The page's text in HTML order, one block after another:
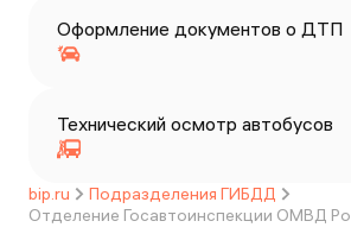
Оформление документов о ДТП
Технический осмотр автобусов
bip.ru
Подразделения ГИБДД